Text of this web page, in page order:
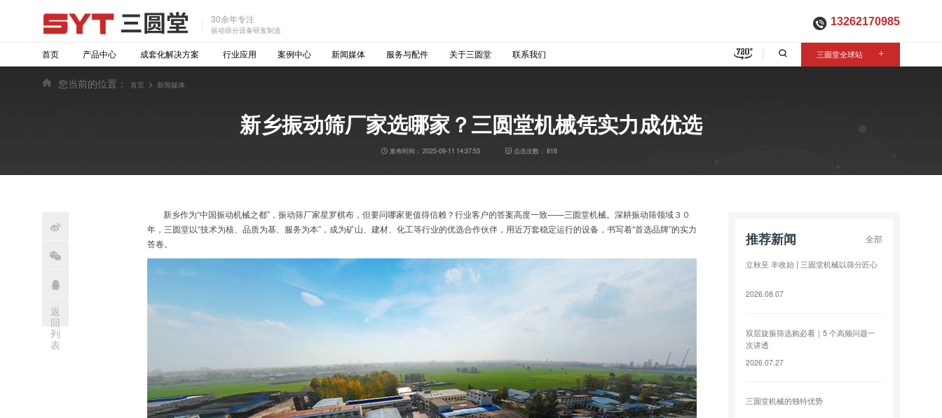
30余年专注
振动筛分设备研发制造
13262170985
首页 产品中心 成套化解决方案 行业应用 案例中心 新闻媒体 服务与配件 关于三圆堂 联系我们  三圆堂全球站 +
您当前的位置： 首页 > 新闻媒体
新乡振动筛厂家选哪家？三圆堂机械凭实力成优选
发布时间： 2025-09-11 14:37:53 点击次数：818


返
回
列
表
新乡作为“中国振动机械之都”，振动筛厂家星罗棋布，但要问哪家更值得信赖？行业客户的答案高度一致——三圆堂机械。深耕振动筛领域３０
年，三圆堂以“技术为核、品质为基、服务为本”，成为矿山、建材、化工等行业的优选合作伙伴，用近万套稳定运行的设备，书写着“首选品牌”的实力
答卷。
推荐新闻 全部
立秋至 丰收始 | 三圆堂机械以筛分匠心
2026.08.07
双层旋振筛选购必看｜5 个高频问题一
次讲透
2026.07.27
三圆堂机械的独特优势